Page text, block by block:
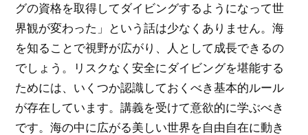
グの資格を取得してダイビングするようになって世
界観が変わった」という話は少なくありません。海
を知ることで視野が広がり、人として成長できるの
でしょう。リスクなく安全にダイビングを堪能する
ためには、いくつか認識しておくべき基本的ルール
が存在しています。講義を受けて意欲的に学ぶべき
です。海の中に広がる美しい世界を自由自在に動き